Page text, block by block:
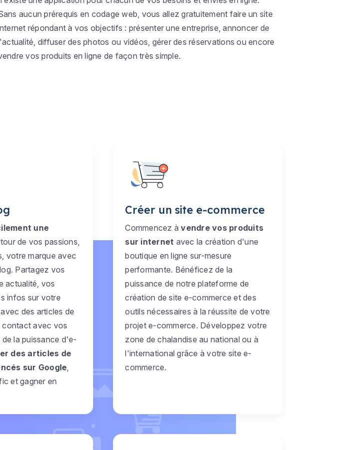
aucun prérequis en codage web, vous allez gratuitement faire un site
répondant à vos objectifs : présenter une entreprise, annoncer de
diffuser des photos ou vidéos, gérer des réservations ou encore
vos produits en ligne de façon très simple.
une
de vos passions,
votre marque avec
Partagez vos
actualité, vos
infos sur votre
des articles de
contact avec vos
la puissance d'e-
des articles de
sur Google
et gagner en
Créer un site e-commerce
Commencez àvendre vos produits
sur internet avec la création d'une
boutique en ligne sur-mesure
performante. Bénéficez de la
puissance de notre plateforme de
création de site e-commerce et des
outils nécessaires à la réussite de votre
projet e-commerce. Développez votre
zone de chalandise au national ou à
l'international grâce à votre site e-
commerce.